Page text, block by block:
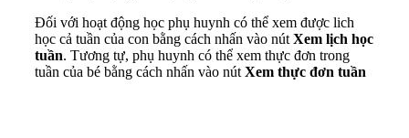
Đối với hoạt động học phụ huynh có thể xem được lich
học cả tuần của con bằng cách nhấn vào nút Xem lịch học
tuần. Tương tự, phụ huynh có thể xem thực đơn trong
tuần của bé bằng cách nhấn vào nút Xem thực đơn tuần